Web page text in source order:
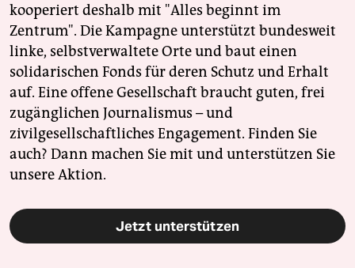
kooperiert deshalb mit "Alles beginnt im
Zentrum". Die Kampagne unterstützt bundesweit
linke, selbstverwaltete Orte und baut einen
solidarischen Fonds für deren Schutz und Erhalt
auf. Eine offene Gesellschaft braucht guten, frei
zugänglichen Journalismus – und
zivilgesellschaftliches Engagement. Finden Sie
auch? Dann machen Sie mit und unterstützen Sie
unsere Aktion.
Jetzt unterstützen